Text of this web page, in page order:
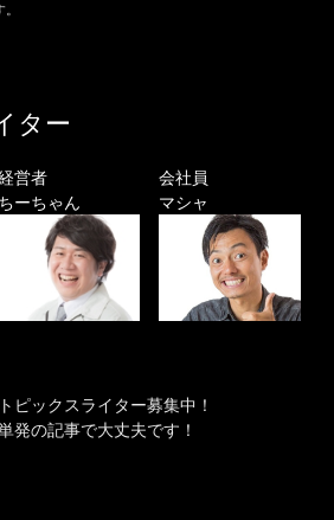
ター
営者
ちーちゃん
会社員
マシャ
トピックスライター募集中！
発の記事で大丈夫です！